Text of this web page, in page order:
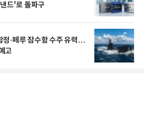
드'로 돌파구
정·페루 잠수함 수주 유력…
고